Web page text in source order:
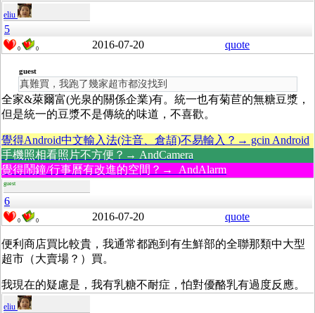
eliu
5
0 0 2016-07-20 quote
guest
真難買，我跑了幾家超市都沒找到
全家&萊爾富(光泉的關係企業)有。統一也有菊苣的無糖豆漿，
但是統一的豆漿不是傳統的味道，不喜歡。
覺得Android中文輸入法(注音、倉頡)不易輸入？→ gcin Android
手機照相看照片不方便？→ AndCamera
覺得鬧鐘/行事曆有改進的空間？→ AndAlarm
guest
6
0 0 2016-07-20 quote
便利商店買比較貴，我通常都跑到有生鮮部的全聯那類中大型
超市（大賣場？）買。
我現在的疑慮是，我有乳糖不耐症，怕對優酪乳有過度反應。
eliu